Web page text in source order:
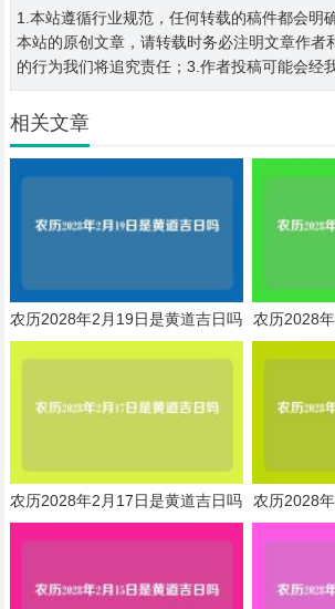
1.本站遵循行业规范，任何转载的稿件都会明
本站的原创文章，请转载时务必注明文章作者
的行为我们将追究责任；3.作者投稿可能会经
相关文章
农历2028年2月19日是黄道吉日吗 农历2028
农历2028年2月17日是黄道吉日吗 农历2028